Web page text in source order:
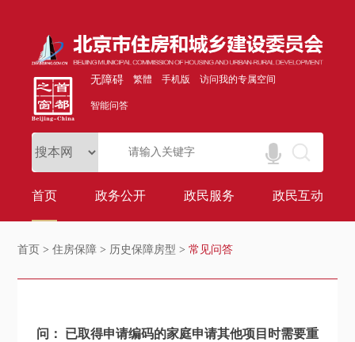
无障碍 繁體 手机版 访问我的专属空间
智能问答
首页 政务公开 政民服务 政民互动
首页 >住房保障 > 历史保障房型 >常见问答
问： 已取得申请编码的家庭申请其他项目时需要重